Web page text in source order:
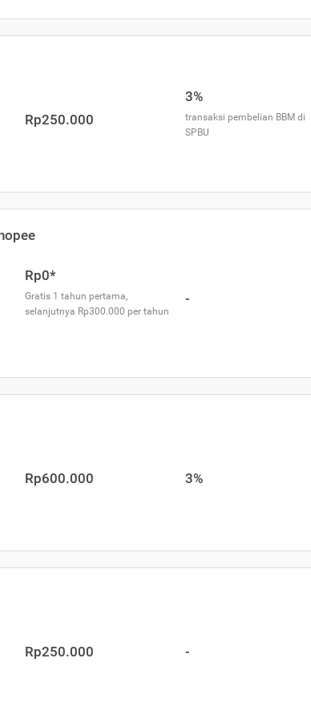
Rp250.000
3%
transaksi pembelian BBM di
SPBU
Rp0*
Gratis 1 tahun pertama,
selanjutnya Rp300.000 per tahun
-
Rp600.000 3%
Rp250.000 -